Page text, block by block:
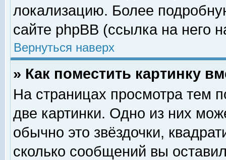
локализацию. Более
сайте phpBB (ссылка на него
Вернуться наверх
» Как поместить картинку
На страницах просмотра тем
две картинки. Одно из них
обычно это звёздочки,
сколько сообщений вы